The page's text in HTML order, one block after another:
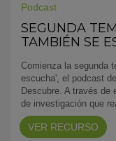
Podcast
SEGUNDA
TAMBIÉN SE
Comienza la segunda
escucha', el podcast
Descubre. A través de
de investigación que
VER RECURSO